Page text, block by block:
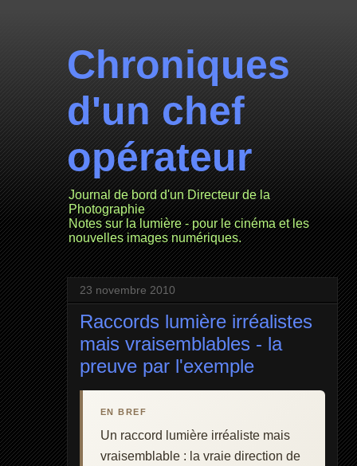
Chroniques
d'un chef
opérateur
Journal de bord d'un Directeur de la
Photographie
Notes sur la lumière - pour le cinéma et les
nouvelles images numériques.
23 novembre 2010
Raccords lumière irréalistes
mais vraisemblables - la
preuve par l'exemple
EN BREF
Un raccord lumière irréaliste mais
vraisemblable : la vraie direction de